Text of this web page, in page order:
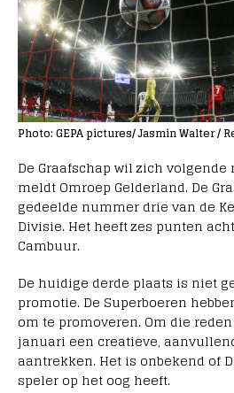
Photo: GEPA pictures/ Jasmin Walter /
De Graafschap wil zich
meldt Omroep Gelderland. De
gedeelde nummer drie van de
Divisie. Het heeft zes punten
Cambuur.
De huidige derde plaats is niet
promotie. De Superboeren
om te promoveren. Om die
januari een creatieve,
aantrekken. Het is onbekend of
speler op het oog heeft.